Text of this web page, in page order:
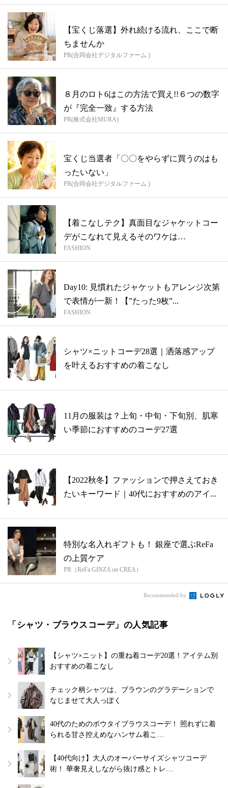
【宝くじ落選】外れ続ける流れ、ここで断
ちませんか
PR(合同会社デジタルファーム )
８月のロト6はこの方法で買え!!６つの数字
が『完全一致』する方法
PR(株式会社MURA)
宝くじ当選者「〇〇をやらずに買うのはも
ったいない」
PR(合同会社デジタルファーム )
【着こなしテク】真面目なジャケットコー
デがこなれて見えるそのワケは…
FASHION
Day10: 見慣れたジャケットもアレンジ次第
で表情が一新！【”たった9枚”...
FASHION
シャツ×ニットコーデ28選｜洒落感アップ
を叶えるおすすめの着こなし
11月の服装は？上旬・中旬・下旬別、肌寒
い季節におすすめのコーデ27選
【2022秋冬】ファッションで押さえておき
たいキーワード｜40代におすすめのアイ...
特別な名入れギフトも！ 銀座で選ぶReFa
の上質ケア
PR（ReFa GINZA on CREA）
Recommended by
「シャツ・ブラウスコーデ」の人気記事
【シャツ×ニット】の重ね着コーデ20選！アイテム別
おすすめの着こなし
チェック柄シャツは、ブラウンのグラデーションで
なじませて大人っぽく
40代のためのボウタイブラウスコーデ！ 照れずに着
られる甘さ控えめなハンサム着こ…
【40代向け】大人のオーバーサイズシャツコーデ
術！ 華奢見えしながら抜け感とトレ…